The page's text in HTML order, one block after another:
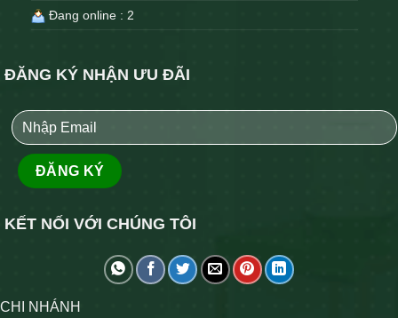
Đang online : 2
ĐĂNG KÝ NHẬN ƯU ĐÃI
KẾT NỐI VỚI CHÚNG TÔI
CHI NHÁNH